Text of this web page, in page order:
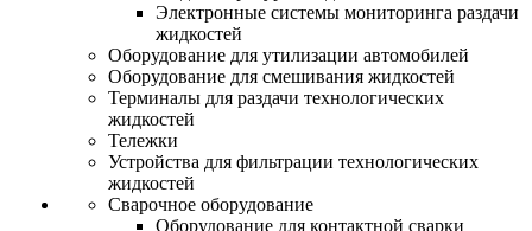
Электронные системы мониторинга раздачи
жидкостей
Оборудование для утилизации автомобилей
Оборудование для смешивания жидкостей
Терминалы для раздачи технологических
жидкостей
Тележки
Устройства для фильтрации технологических
жидкостей
Сварочное оборудование
Оборудование для контактной сварки